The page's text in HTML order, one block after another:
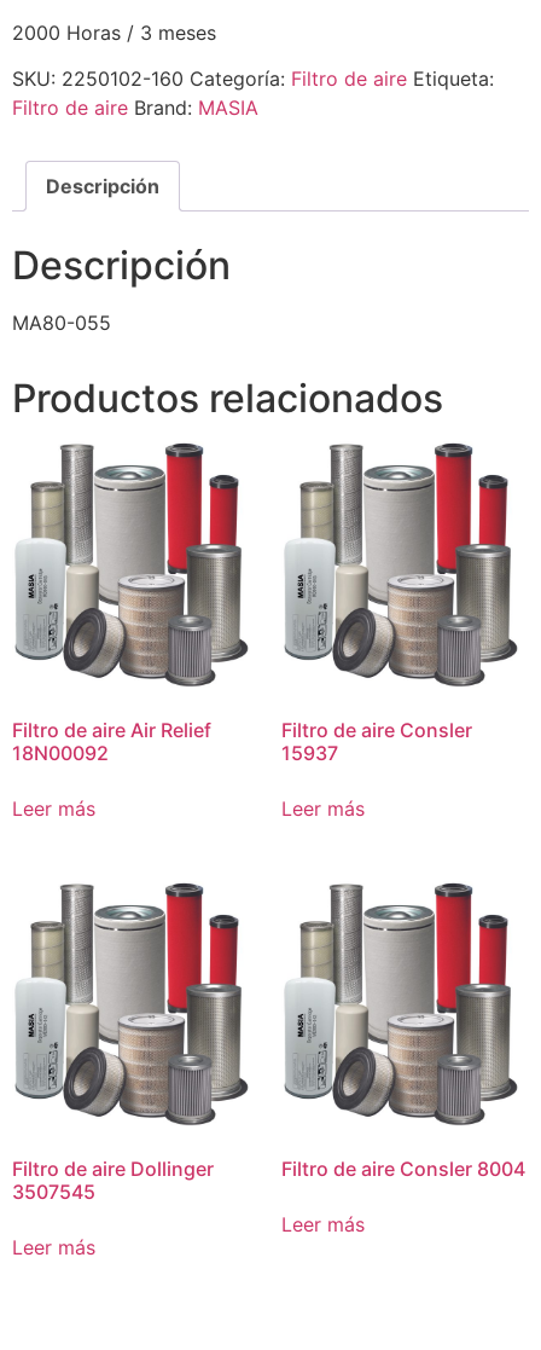
2000 Horas / 3 meses
SKU: 2250102-160 Categoría: Filtro de aire Etiqueta:
Filtro de aire Brand: MASIA
Descripción
Descripción
MA80-055
Productos relacionados
Filtro de aire Air Relief
18N00092
Leer más
Filtro de aire Consler
15937
Leer más
Filtro de aire Dollinger
3507545
Leer más
Filtro de aire Consler 8004
Leer más